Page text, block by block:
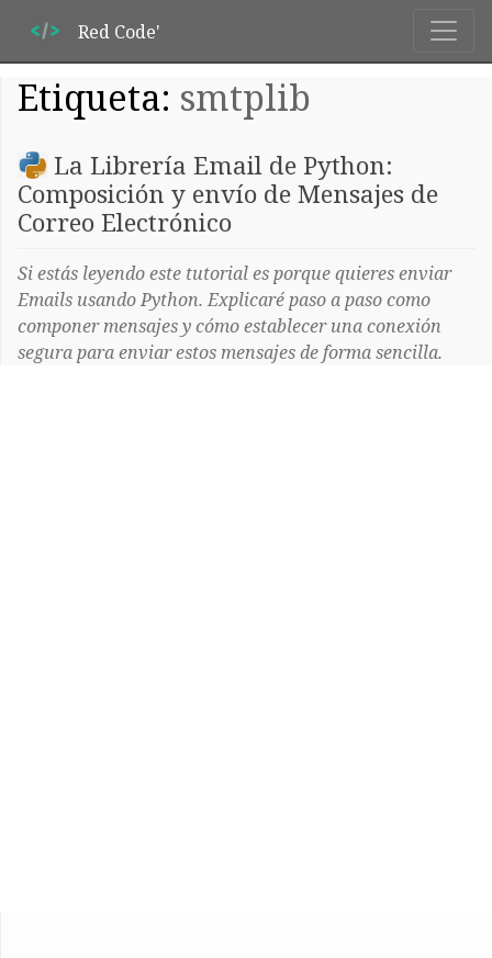
Red Code'
Etiqueta: smtplib
La Librería Email de Python:
Composición y envío de Mensajes de
Correo Electrónico
Si estás leyendo este tutorial es porque quieres enviar
Emails usando Python. Explicaré paso a paso como
componer mensajes y cómo establecer una conexión
segura para enviar estos mensajes de forma sencilla.